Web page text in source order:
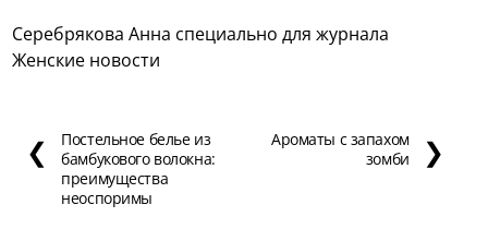
Серебрякова Анна специально для журнала
Женские новости
❮
Постельное белье из
бамбукового волокна:
преимущества
неоспоримы
Ароматы с запахом
зомби
❯